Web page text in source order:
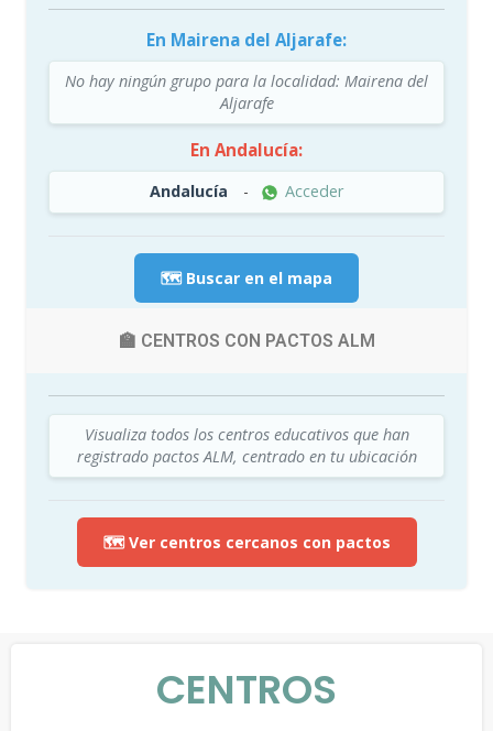
En Mairena del Aljarafe:
No hay ningún grupo para la localidad: Mairena del
Aljarafe
En Andalucía:
Andalucía - Acceder
🗺️ Buscar en el mapa
🏫 CENTROS CON PACTOS ALM
Visualiza todos los centros educativos que han
registrado pactos ALM, centrado en tu ubicación
🗺️ Ver centros cercanos con pactos
CENTROS